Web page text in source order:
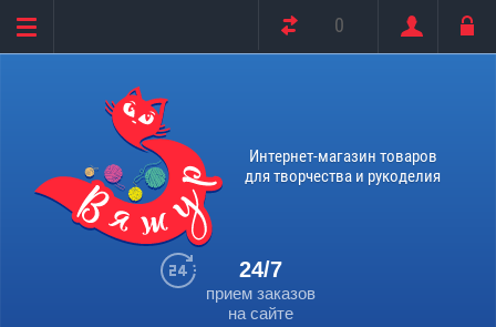
0
Интернет-магазин товаров
для творчества и рукоделия
24/7
прием заказов
на сайте